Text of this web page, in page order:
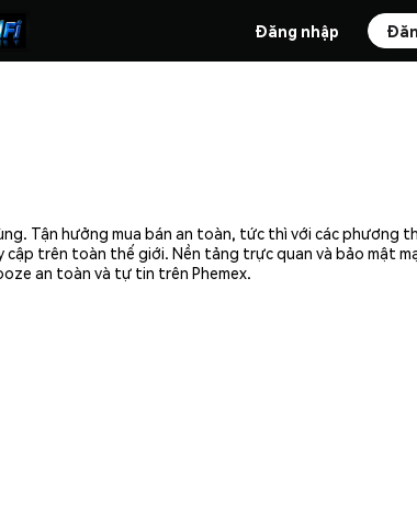
Đăng nhập
Tận hưởng mua bán an toàn, tức thì với các phương
trên toàn thế giới. Nền tảng trực quan và bảo mật
an toàn và tự tin trên Phemex.